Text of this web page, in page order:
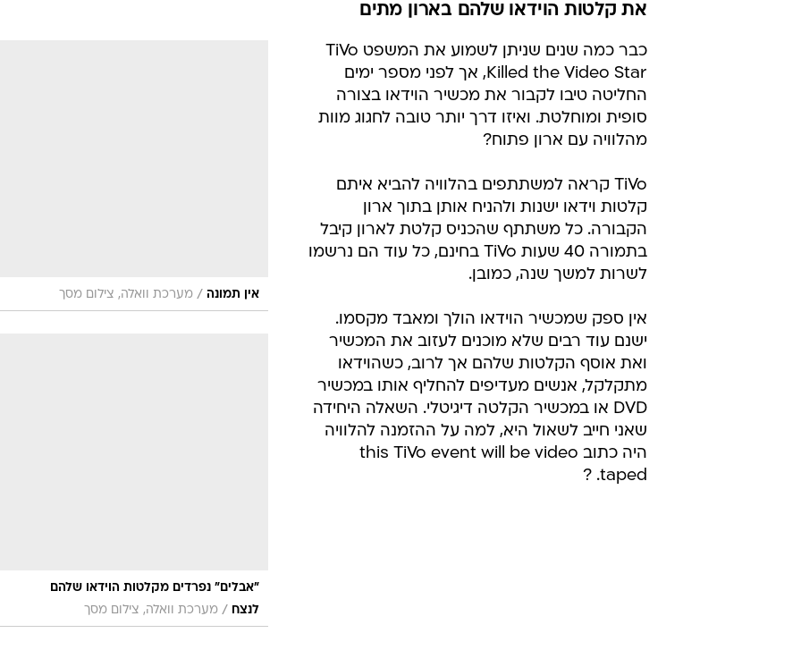
את קלטות הוידאו שלהם בארון מתים
אין תמונה / מערכת וואלה, צילום מסך
"אבלים" נפרדים מקלטות הוידאו שלהם
לנצח / מערכת וואלה, צילום מסך
כבר כמה שנים שניתן לשמוע את המשפט TiVo
Killed the Video Star, אך לפני מספר ימים
החליטה טיבו לקבור את מכשיר הוידאו בצורה
סופית ומוחלטת. ואיזו דרך יותר טובה לחגוג מוות
מהלוויה עם ארון פתוח?
TiVo קראה למשתתפים בהלוויה להביא איתם
קלטות וידאו ישנות ולהניח אותן בתוך ארון
הקבורה. כל משתתף שהכניס קלטת לארון קיבל
בתמורה 40 שעות TiVo בחינם, כל עוד הם נרשמו
לשרות למשך שנה, כמובן.
אין ספק שמכשיר הוידאו הולך ומאבד מקסמו.
ישנם עוד רבים שלא מוכנים לעזוב את המכשיר
ואת אוסף הקלטות שלהם אך לרוב, כשהוידאו
מתקלקל, אנשים מעדיפים להחליף אותו במכשיר
DVD או במכשיר הקלטה דיגיטלי. השאלה היחידה
שאני חייב לשאול היא, למה על ההזמנה להלוויה
היה כתוב this TiVo event will be video
taped. ?